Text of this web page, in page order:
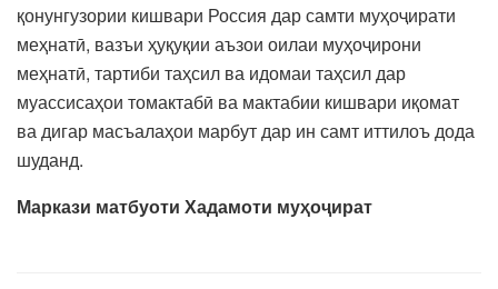
қонунгузории кишвари Россия дар самти муҳоҷирати
меҳнатӣ, вазъи ҳуқуқии аъзои оилаи муҳоҷирони
меҳнатӣ, тартиби таҳсил ва идомаи таҳсил дар
муассисаҳои томактабӣ ва мактабии кишвари иқомат
ва дигар масъалаҳои марбут дар ин самт иттилоъ дода
шуданд.
Маркази матбуоти Хадамоти муҳоҷират